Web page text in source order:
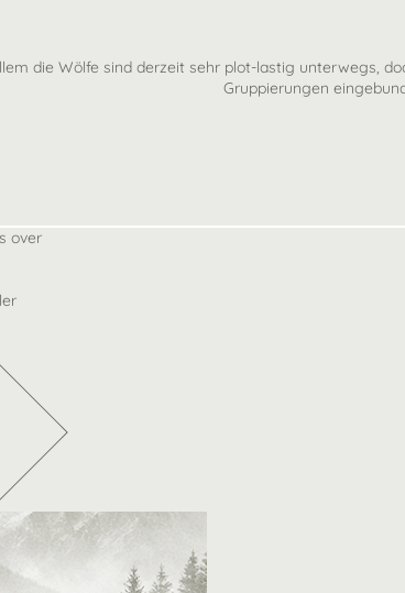
die Wölfe sind derzeit sehr plot-lastig unterwegs,
Gruppierungen
over